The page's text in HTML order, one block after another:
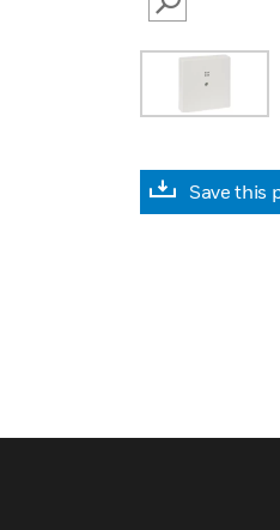
SEARCH
Save this